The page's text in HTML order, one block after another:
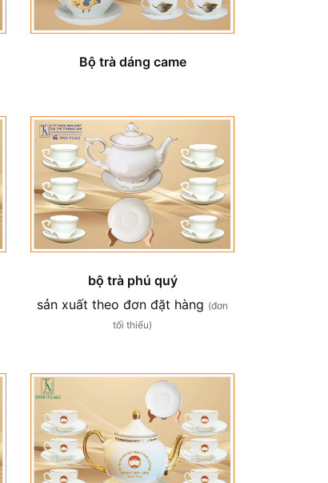
Bộ trà dáng came
bộ trà phú quý
sản xuất theo đơn đặt hàng (đơn
tối thiểu)